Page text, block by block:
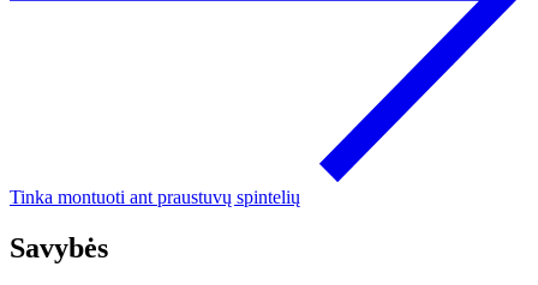
Tinka montuoti ant praustuvų spintelių
Savybės